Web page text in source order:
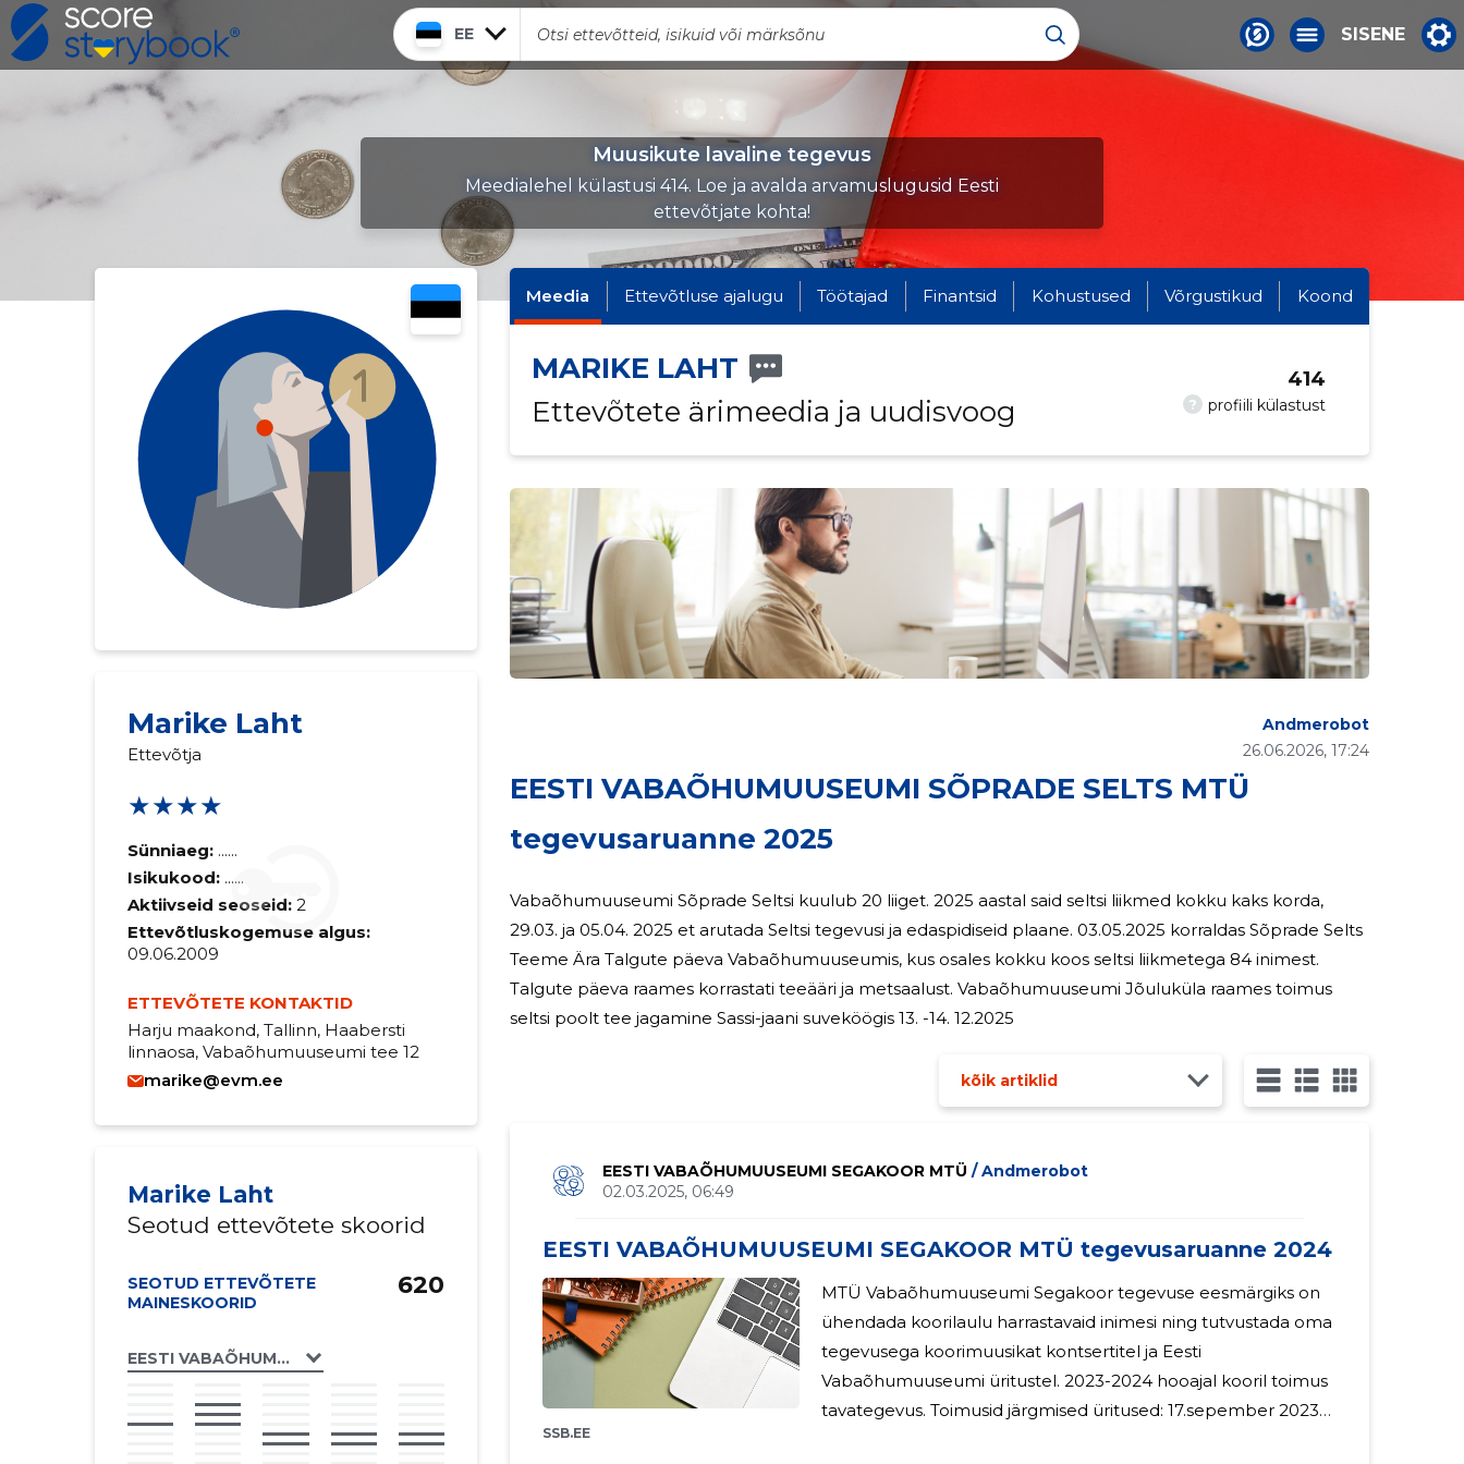
EE SISENE
Muusikute lavaline tegevus
Meedialehel külastusi 414. Loe ja avalda arvamuslugusid Eesti
ettevõtjate kohta!
Marike Laht
Ettevõtja
★★★★
Sünniaeg: ......
Isikukood: ......
Aktiivseid seoseid: 2
Ettevõtluskogemuse algus:
09.06.2009
ETTEVÕTETE KONTAKTID
Harju maakond, Tallinn, Haabersti
linnaosa, Vabaõhumuuseumi tee 12
marike@evm.ee
Marike Laht
Seotud ettevõtete skoorid
SEOTUD ETTEVÕTETE
MAINESKOORID
EESTI VABAÕHUMUUSEUMI SEGAKOOR MTÜ
620
Meedia Ettevõtluse ajalugu Töötajad Finantsid Kohustused Võrgustikud Koond
MARIKE LAHT
Ettevõtete ärimeedia ja uudisvoog
? profiili külastust
414
EESTI VABAÕHUMUUSEUMI SÕPRADE SELTS MTÜ
tegevusaruanne 2025
26.06.2026, 17:24
Andmerobot
Vabaõhumuuseumi Sõprade Seltsi kuulub 20 liiget. 2025 aastal said seltsi liikmed kokku kaks korda,
29.03. ja 05.04. 2025 et arutada Seltsi tegevusi ja edaspidiseid plaane. 03.05.2025 korraldas Sõprade Selts
Teeme Ära Talgute päeva Vabaõhumuuseumis, kus osales kokku koos seltsi liikmetega 84 inimest.
Talgute päeva raames korrastati teeääri ja metsaalust. Vabaõhumuuseumi Jõuluküla raames toimus
seltsi poolt tee jagamine Sassi-jaani suveköögis 13. -14. 12.2025
kõik artiklid
EESTI VABAÕHUMUUSEUMI SEGAKOOR MTÜ / Andmerobot
02.03.2025, 06:49
EESTI VABAÕHUMUUSEUMI SEGAKOOR MTÜ tegevusaruanne 2024
SSB.EE
MTÜ Vabaõhumuuseumi Segakoor tegevuse eesmärgiks on
ühendada koorilaulu harrastavaid inimesi ning tutvustada oma
tegevusega koorimuusikat kontsertitel ja Eesti
Vabaõhumuuseumi üritustel. 2023-2024 hooajal kooril toimus
tavategevus. Toimusid järgmised üritused: 17.sepember 2023